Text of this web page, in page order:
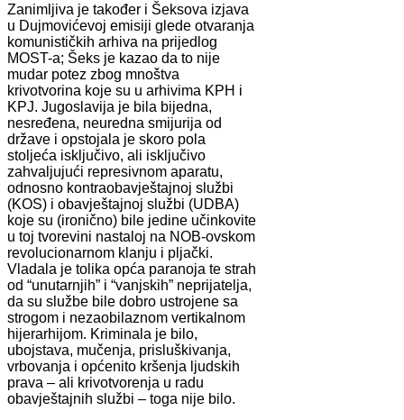
Zanimljiva je također i Šeksova izjava
u Dujmovićevoj emisiji glede otvaranja
komunističkih arhiva na prijedlog
MOST-a; Šeks je kazao da to nije
mudar potez zbog mnoštva
krivotvorina koje su u arhivima KPH i
KPJ. Jugoslavija je bila bijedna,
nesređena, neuredna smijurija od
države i opstojala je skoro pola
stoljeća isključivo, ali isključivo
zahvaljujući represivnom aparatu,
odnosno kontraobavještajnoj službi
(KOS) i obavještajnoj službi (UDBA)
koje su (ironično) bile jedine učinkovite
u toj tvorevini nastaloj na NOB-ovskom
revolucionarnom klanju i pljački.
Vladala je tolika opća paranoja te strah
od “unutarnjih” i “vanjskih” neprijatelja,
da su službe bile dobro ustrojene sa
strogom i nezaobilaznom vertikalnom
hijerarhijom. Kriminala je bilo,
ubojstava, mučenja, prisluškivanja,
vrbovanja i općenito kršenja ljudskih
prava – ali krivotvorenja u radu
obavještajnih službi – toga nije bilo.